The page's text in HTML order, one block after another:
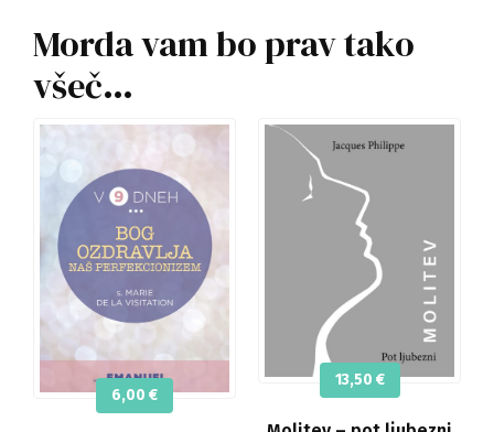
Morda vam bo prav tako
všeč…
6,00 €
13,50 €